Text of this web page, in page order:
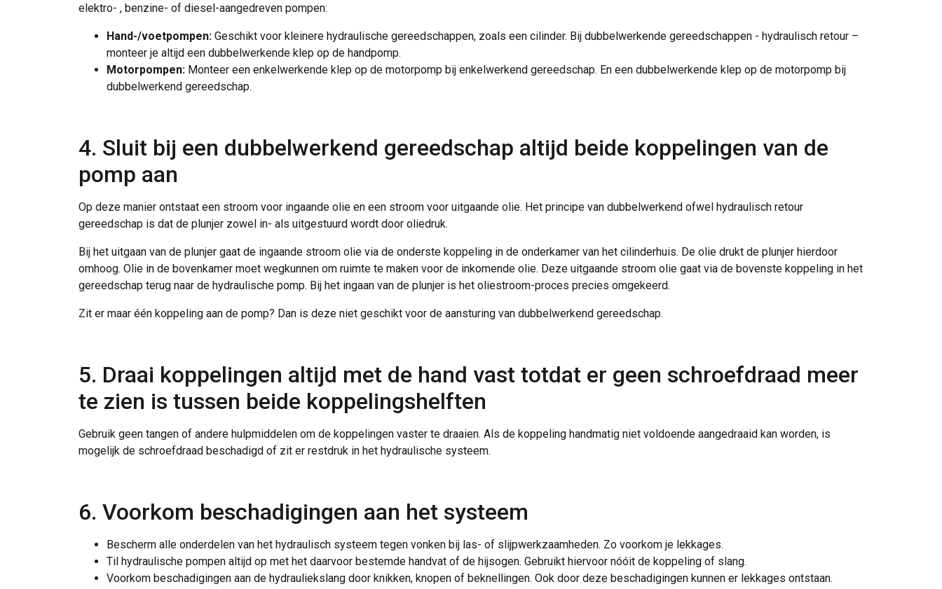
elektro- , benzine- of diesel-aangedreven pompen:
Hand-/voetpompen: Geschikt voor kleinere hydraulische gereedschappen, zoals een cilinder. Bij dubbelwerkende gereedschappen - hydraulisch retour –
monteer je altijd een dubbelwerkende klep op de handpomp.
Motorpompen: Monteer een enkelwerkende klep op de motorpomp bij enkelwerkend gereedschap. En een dubbelwerkende klep op de motorpomp bij
dubbelwerkend gereedschap.
4. Sluit bij een dubbelwerkend gereedschap altijd beide koppelingen van de
pomp aan
Op deze manier ontstaat een stroom voor ingaande olie en een stroom voor uitgaande olie. Het principe van dubbelwerkend ofwel hydraulisch retour
gereedschap is dat de plunjer zowel in- als uitgestuurd wordt door oliedruk.
Bij het uitgaan van de plunjer gaat de ingaande stroom olie via de onderste koppeling in de onderkamer van het cilinderhuis. De olie drukt de plunjer hierdoor
omhoog. Olie in de bovenkamer moet wegkunnen om ruimte te maken voor de inkomende olie. Deze uitgaande stroom olie gaat via de bovenste koppeling in het
gereedschap terug naar de hydraulische pomp. Bij het ingaan van de plunjer is het oliestroom-proces precies omgekeerd.
Zit er maar één koppeling aan de pomp? Dan is deze niet geschikt voor de aansturing van dubbelwerkend gereedschap.
5. Draai koppelingen altijd met de hand vast totdat er geen schroefdraad meer
te zien is tussen beide koppelingshelften
Gebruik geen tangen of andere hulpmiddelen om de koppelingen vaster te draaien. Als de koppeling handmatig niet voldoende aangedraaid kan worden, is
mogelijk de schroefdraad beschadigd of zit er restdruk in het hydraulische systeem.
6. Voorkom beschadigingen aan het systeem
Bescherm alle onderdelen van het hydraulisch systeem tegen vonken bij las- of slijpwerkzaamheden. Zo voorkom je lekkages.
Til hydraulische pompen altijd op met het daarvoor bestemde handvat of de hijsogen. Gebruikt hiervoor nóóit de koppeling of slang.
Voorkom beschadigingen aan de hydrauliekslang door knikken, knopen of beknellingen. Ook door deze beschadigingen kunnen er lekkages ontstaan.
Deze website maakt gebruik van cookies.
We gebruiken cookies om inhoud en advertenties te personaliseren en om ons verkeer te analyseren. We
delen ook informatie over uw gebruik van onze site met onze advertentie- en analysepartners, die deze
kunnen combineren met andere informatie die u aan hen heeft verstrekt of die zij hebben verzameld door
uw gebruik van hun diensten.
Privacybeleid
noodzakelijk
ALLES ACCEPTEREN
ALLES AFWIJZEN
DETAILS WEERGEVEN